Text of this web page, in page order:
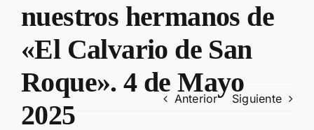
nuestros hermanos de
«El Calvario de San
Roque». 4 de Mayo
2025
Anterior Siguiente